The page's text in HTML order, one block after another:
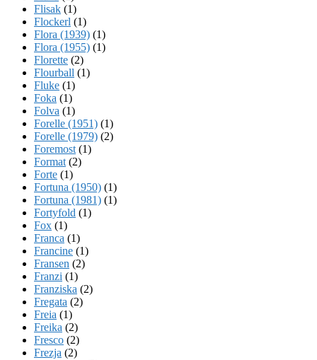
Flisak (1)
Flockerl (1)
Flora (1939) (1)
Flora (1955) (1)
Florette (2)
Flourball (1)
Fluke (1)
Foka (1)
Folva (1)
Forelle (1951) (1)
Forelle (1979) (2)
Foremost (1)
Format (2)
Forte (1)
Fortuna (1950) (1)
Fortuna (1981) (1)
Fortyfold (1)
Fox (1)
Franca (1)
Francine (1)
Fransen (2)
Franzi (1)
Franziska (2)
Fregata (2)
Freia (1)
Freika (2)
Fresco (2)
Frezja (2)